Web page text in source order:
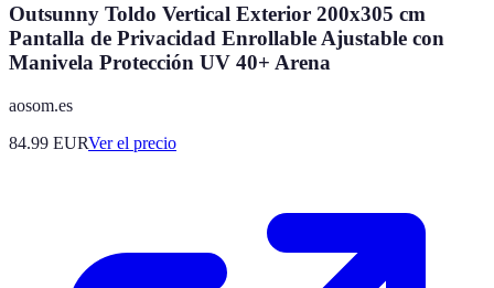
Outsunny Toldo Vertical Exterior 200x305 cm
Pantalla de Privacidad Enrollable Ajustable con
Manivela Protección UV 40+ Arena
aosom.es
84.99 EURVer el precio